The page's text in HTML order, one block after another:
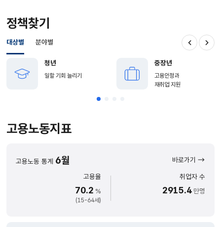
정책찾기
대상별
청년
일할 기회 늘리기
중장년
고용안정과
재취업 지원
분야별
고용노동지표
고용노동 통계 6월
고용율
70.2 %
(15-64세)
취업자 수
2915.4 만명
바로가기